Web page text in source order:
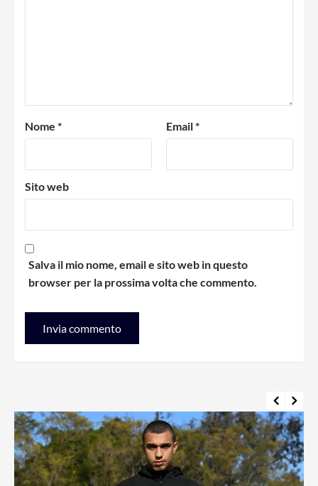
Nome * Email*
Sito web
Salva il mio nome, email e sito web in questo
browser per la prossima volta che commento.